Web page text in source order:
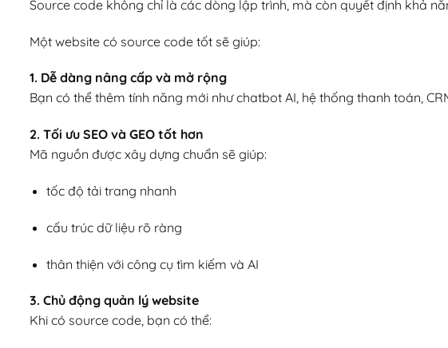
Source code không chỉ là các dòng lập trình, mà còn quyết định khả
Một website có source code tốt sẽ giúp:
1. Dễ dàng nâng cấp và mở rộng
Bạn có thể thêm tính năng mới như chatbot AI, hệ thống thanh toán,
2. Tối ưu SEO và GEO tốt hơn
Mã nguồn được xây dựng chuẩn sẽ giúp:
tốc độ tải trang nhanh
cấu trúc dữ liệu rõ ràng
thân thiện với công cụ tìm kiếm và AI
3. Chủ động quản lý website
Khi có source code, bạn có thể: